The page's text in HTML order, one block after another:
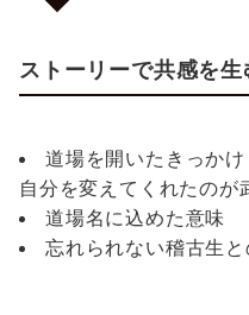
ストーリーで共感を生
道場を開いたきっか
自分を変えてくれたのが
道場名に込めた意味
忘れられない稽古生